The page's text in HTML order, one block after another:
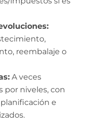
reembalaje o
A veces
por niveles, con
e